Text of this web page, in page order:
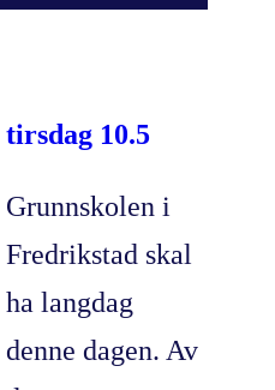
tirsdag 10.5
Grunnskolen i
Fredrikstad skal
ha langdag
denne dagen. Av